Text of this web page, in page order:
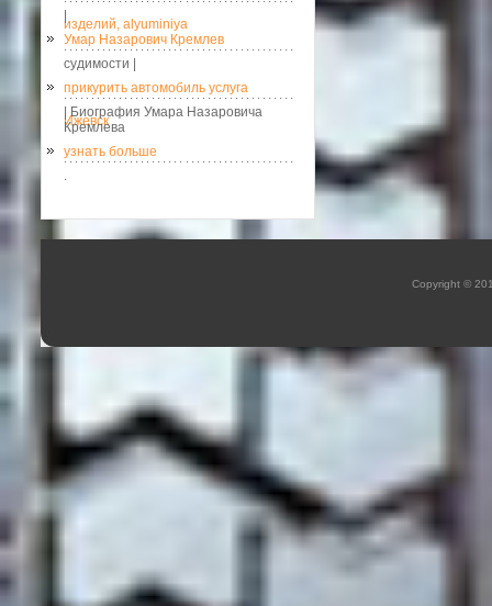
изделий, alyuminiya
Умар Назарович Кремлев
судимости |
прикурить автомобиль услуга
Ижевск
| Биография Умара Назаровича
Кремлева
узнать больше
.
Copyright ©